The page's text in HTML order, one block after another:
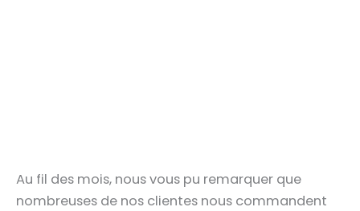
Au fil des mois, nous vous pu remarquer que
nombreuses de nos clientes nous commandent